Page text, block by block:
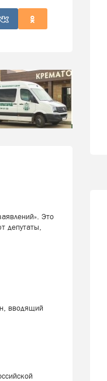
Это
депутаты,
вводящий